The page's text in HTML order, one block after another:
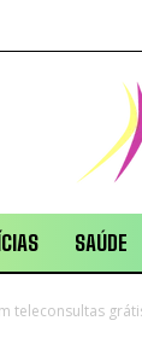
SAÚDE
teleconsultas